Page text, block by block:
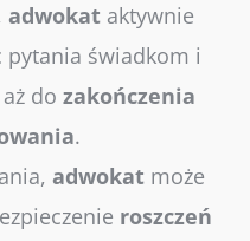
adwokat aktywnie
pytania świadkom i
do zakończenia
.
adwokatmoże
roszczeń